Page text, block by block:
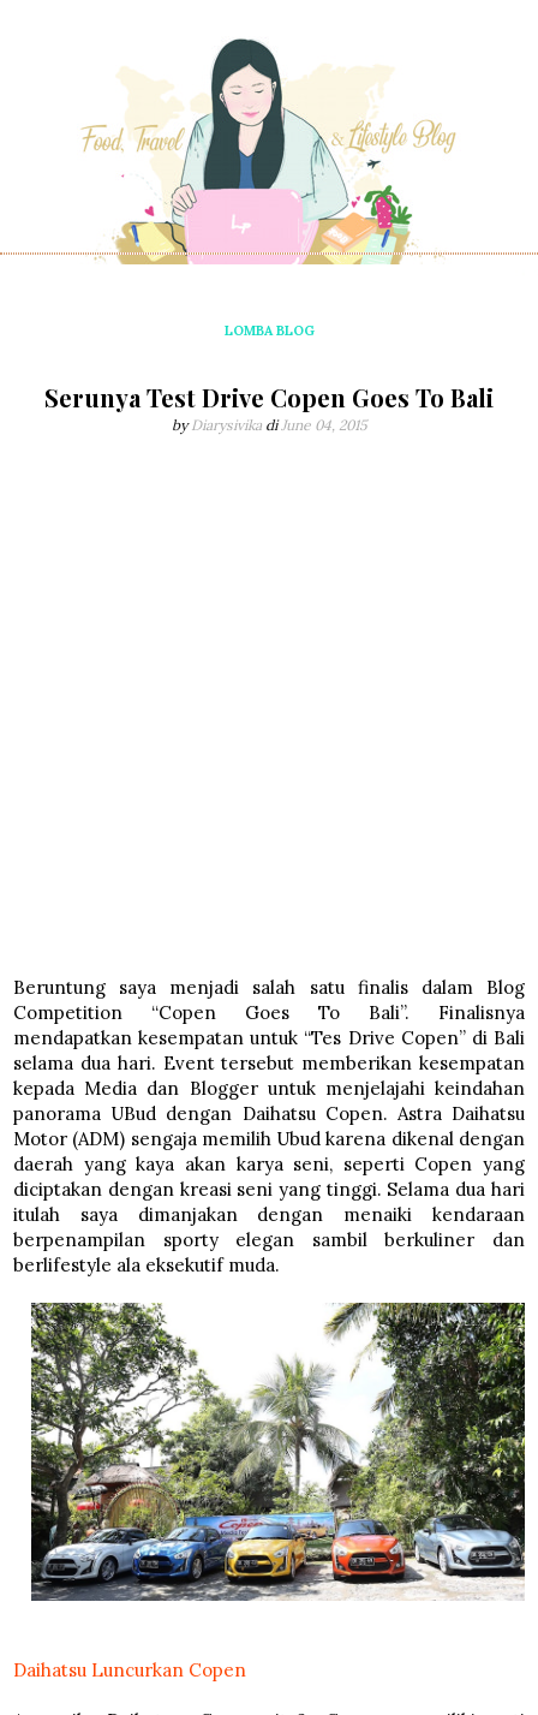
LOMBA BLOG
Serunya Test Drive Copen Goes To Bali
by Diarysivika diJune 04, 2015
Beruntung saya menjadi salah satu finalis dalam Blog
Competition “Copen Goes To Bali”. Finalisnya
mendapatkan kesempatan untuk “Tes Drive Copen” di Bali
selama dua hari. Event tersebut memberikan kesempatan
kepada Media dan Blogger untuk menjelajahi keindahan
panorama UBud dengan Daihatsu Copen. Astra Daihatsu
Motor (ADM) sengaja memilih Ubud karena dikenal dengan
daerah yang kaya akan karya seni, seperti Copen yang
diciptakan dengan kreasi seni yang tinggi. Selama dua hari
itulah saya dimanjakan dengan menaiki kendaraan
berpenampilan sporty elegan sambil berkuliner dan
berlifestyle ala eksekutif muda.
Daihatsu Luncurkan Copen